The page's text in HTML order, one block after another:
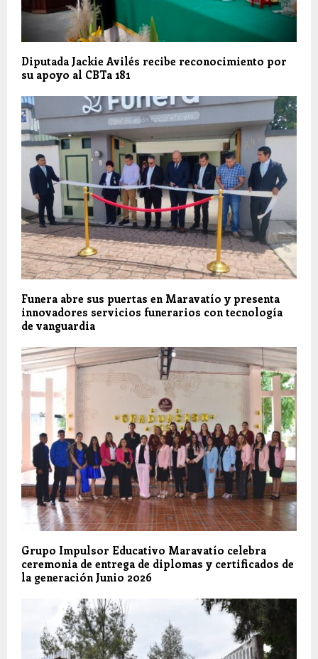
Diputada Jackie Avilés recibe reconocimiento por
su apoyo al CBTa 181
Funera abre sus puertas en Maravatío y presenta
innovadores servicios funerarios con tecnología
de vanguardia
Grupo Impulsor Educativo Maravatío celebra
ceremonia de entrega de diplomas y certificados de
la generación Junio 2026